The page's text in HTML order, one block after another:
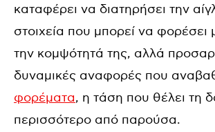
καταφέρει να διατηρήσει την
στοιχεία που μπορεί να φορέσει
την κομψότητά της, αλλά
δυναμικές αναφορές που
φορέματα, η τάση που θέλει τη
περισσότερο από παρούσα.